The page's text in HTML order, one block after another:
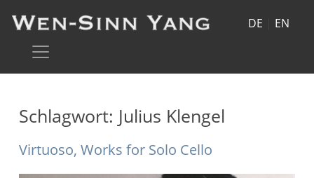
DE EN
Schlagwort: Julius Klengel
Virtuoso, Works for Solo Cello